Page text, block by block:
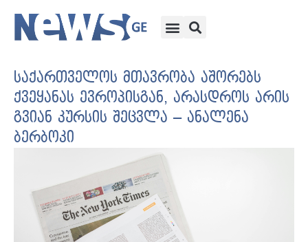
საქართველოს მთავრობა აშორებს
ქვეყანას ევროპისგან, არასდროს არის
გვიან კურსის შეცვლა – ანალენა
ბერბოკი